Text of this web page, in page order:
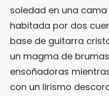
soledad en una
habitada por dos
base de guitarra
un magma de
ensoñadoras
con un lirismo